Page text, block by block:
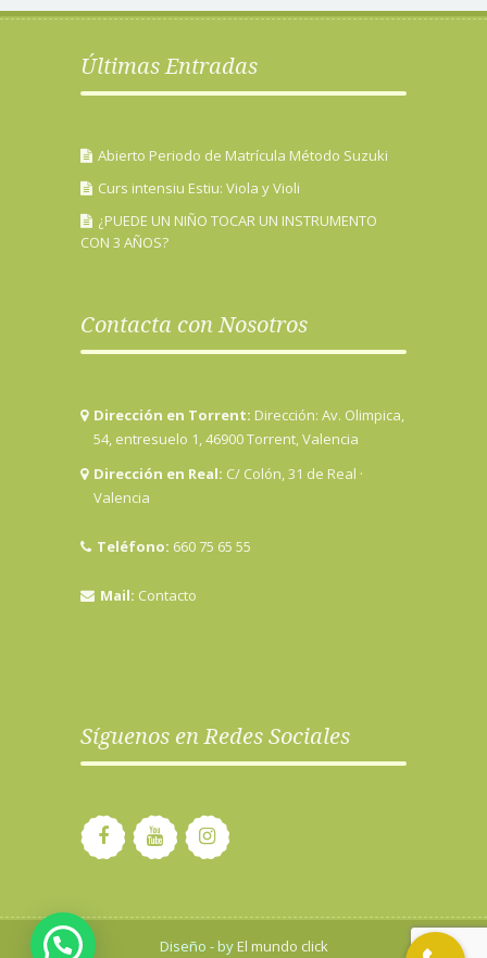
Últimas Entradas
Abierto Periodo de Matrícula Método Suzuki
Curs intensiu Estiu: Viola y Violi
¿PUEDE UN NIÑO TOCAR UN INSTRUMENTO
CON 3 AÑOS?
Contacta con Nosotros
Dirección en Torrent: Dirección: Av. Olimpica,
54, entresuelo 1, 46900 Torrent, Valencia
Dirección en Real: C/ Colón, 31 de Real ·
Valencia
Teléfono: 660 75 65 55
Mail: Contacto
Síguenos en Redes Sociales
Diseño - byEl mundo click